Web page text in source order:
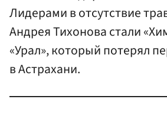
Лидерами в отсутствие
Андрея Тихонова стали
«Урал», который потерял
в Астрахани.